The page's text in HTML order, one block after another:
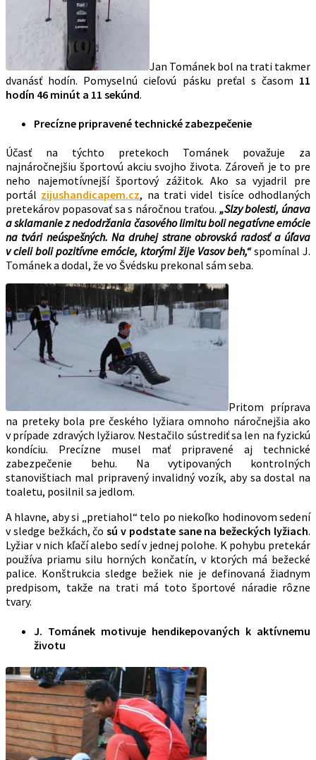
Jan Tománek bol na trati takmer
dvanásť hodín. Pomyselnú cieľovú pásku preťal s časom 11
hodín 46 minút a 11 sekúnd.
Precízne pripravené technické zabezpečenie
Účasť na týchto pretekoch Tománek považuje za
najnáročnejšiu športovú akciu svojho života. Zároveň je to pre
neho najemotívnejší športový zážitok. Ako sa vyjadril pre
portál zijushandicapem.cz, na trati videl tisíce odhodlaných
pretekárov popasovať sa s náročnou traťou. „Slzy bolesti, únava
a sklamanie z nedodržania časového limitu boli negatívne emócie
na tvári neúspešných. Na druhej strane obrovská radosť a úľava
v cieli boli pozitívne emócie, ktorými žije Vasov beh,“spomínal J.
Tománek a dodal, že vo Švédsku prekonal sám seba.
Pritom príprava
na preteky bola pre českého lyžiara omnoho náročnejšia ako
v prípade zdravých lyžiarov. Nestačilo sústrediť sa len na fyzickú
kondíciu. Precízne musel mať pripravené aj technické
zabezpečenie behu. Na vytipovaných kontrolných
stanovištiach mal pripravený invalidný vozík, aby sa dostal na
toaletu, posilnil sa jedlom.
A hlavne, aby si „pretiahol“ telo po niekoľko hodinovom sedení
v sledge bežkách, čo sú v podstate sane na bežeckých lyžiach.
Lyžiar v nich kľačí alebo sedí v jednej polohe. K pohybu pretekár
používa priamu silu horných končatín, v ktorých má bežecké
palice. Konštrukcia sledge bežiek nie je definovaná žiadnym
predpisom, takže na trati má toto športové náradie rôzne
tvary.
J. Tománek motivuje hendikepovaných k aktívnemu
životu